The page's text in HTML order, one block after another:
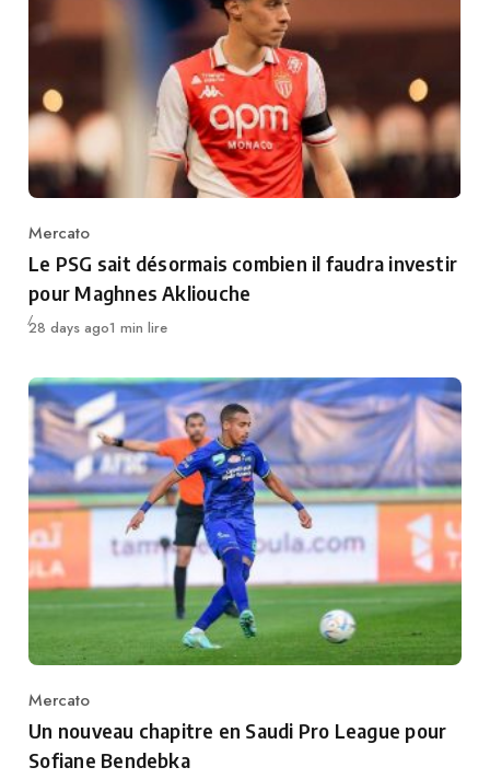
Category
Mercato
Le PSG sait désormais combien il faudra investir
pour Maghnes Akliouche
Publié
28 days ago1 min lire
Category
Mercato
Un nouveau chapitre en Saudi Pro League pour
Sofiane Bendebka